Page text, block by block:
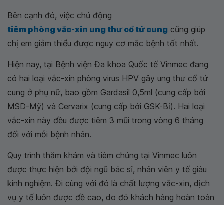
Bên cạnh đó, việc chủ động
tiêm phòng vắc-xin ung thư cổ tử cung cũng giúp
chị em giảm thiểu được nguy cơ mắc bệnh tốt nhất.
Hiện nay, tại Bệnh viện Đa khoa Quốc tế Vinmec đang
có hai loại vắc-xin phòng virus HPV gây ung thư cổ tử
cung ở phụ nữ, bao gồm Gardasil 0,5ml (cung cấp bởi
MSD-Mỹ) và Cervarix (cung cấp bởi GSK-Bỉ). Hai loại
vắc-xin này đều được tiêm 3 mũi trong vòng 6 tháng
đối với mỗi bệnh nhân.
Quy trình thăm khám và tiêm chủng tại Vinmec luôn
được thực hiện bởi đội ngũ bác sĩ, nhân viên y tế giàu
kinh nghiệm. Đi cùng với đó là chất lượng vắc-xin, dịch
vụ y tế luôn được đề cao, do đó khách hàng hoàn toàn